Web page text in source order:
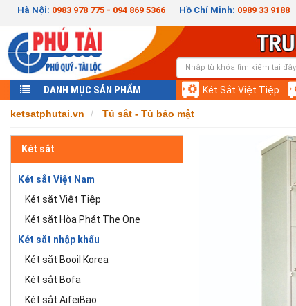
Hà Nội: 0983 978 775 - 094 869 5366 Hồ Chí Minh: 0989 33 9188
DANH MỤC SẢN PHẨM Két Sắt Việt Tiệp
ketsatphutai.vn Tủ sắt - Tủ bảo mật
Két sắt
Két sắt Việt Nam
Két sắt Việt Tiệp
Két sắt Hòa Phát The One
Két sắt nhập khẩu
Két sắt Booil Korea
Két sắt Bofa
Két sắt AifeiBao